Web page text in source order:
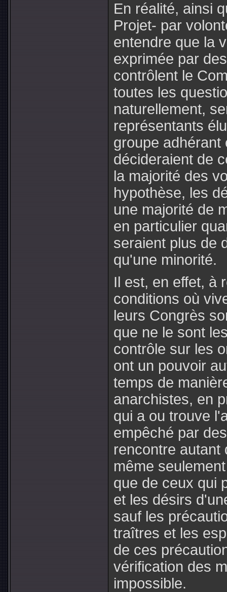
En réalité, ainsi
Projet- par
entendre que la
exprimée par
contrôlent le
toutes les
naturellement,
représentants
groupe
décideraient de
la majorité des
hypothèse, les
une majorité de
en particulier
seraient plus de
qu'une minorité.
Il est, en effet, à
conditions où
leurs Congrès
que ne le sont
contrôle sur les
ont un pouvoir
temps de
anarchistes, en
qui a ou trouve
empêché par
rencontre autant
même
que de ceux qui
et les désirs
sauf les
traîtres et les
de ces
vérification des
impossible.